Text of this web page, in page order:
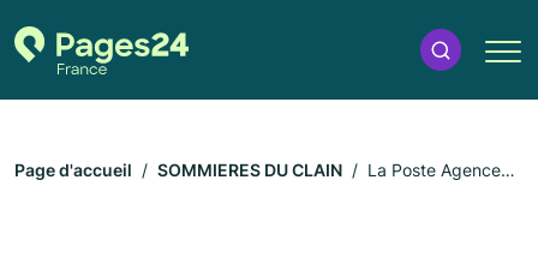
Page d'accueil SOMMIERES DU CLAIN
La Poste Agence